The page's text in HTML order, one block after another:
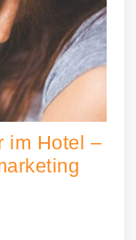
im Hotel –